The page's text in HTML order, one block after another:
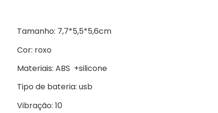
Tamanho: 7,7*5,5*5,6cm
Cor: roxo
Materiais: ABS +silicone
Tipo de bateria: usb
Vibração: 10